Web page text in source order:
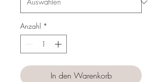
Anzahl *
In den Warenkorb